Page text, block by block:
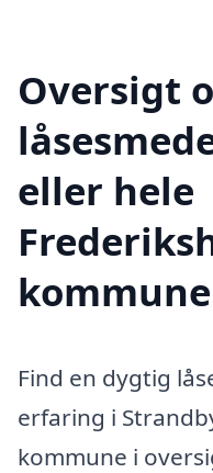
Oversigt
eller hele
kommune
Find en dygtig
erfaring i
kommune i